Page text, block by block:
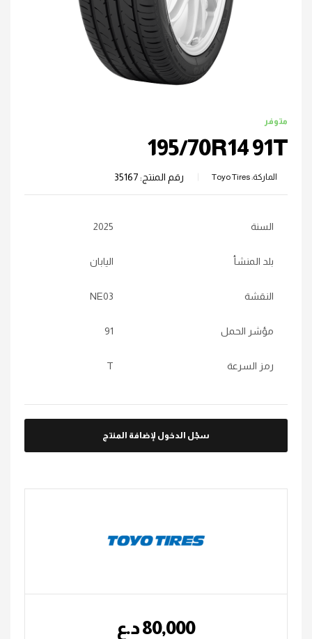
متوفر
195/70R14 91T
الماركة:Toyo Tires رقم المنتج:35167
السنة 2025
بلد المنشأ اليابان
النقشة NE03
مؤشر الحمل 91
رمز السرعة T
سجّل الدخول لإضافة المنتج
80,000؜د.؜ع